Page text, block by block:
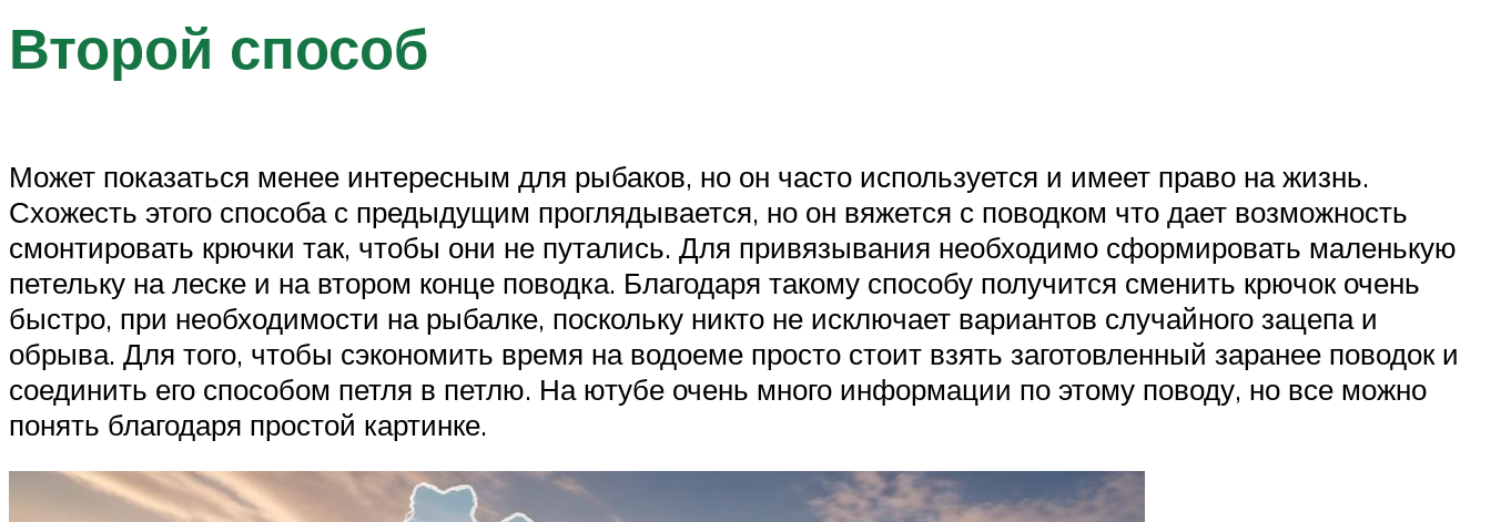
Второй способ
Может показаться менее интересным для рыбаков, но он часто используется и имеет право на жизнь.
Схожесть этого способа с предыдущим проглядывается, но он вяжется с поводком что дает возможность
смонтировать крючки так, чтобы они не путались. Для привязывания необходимо сформировать маленькую
петельку на леске и на втором конце поводка. Благодаря такому способу получится сменить крючок очень
быстро, при необходимости на рыбалке, поскольку никто не исключает вариантов случайного зацепа и
обрыва. Для того, чтобы сэкономить время на водоеме просто стоит взять заготовленный заранее поводок и
соединить его способом петля в петлю. На ютубе очень много информации по этому поводу, но все можно
понять благодаря простой картинке.